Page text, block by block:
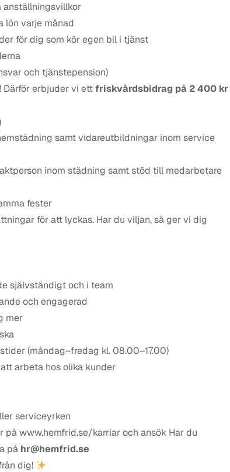
anställningsvillkor
lön varje månad
för dig som kör egen bil i tjänst
och tjänstepension)
Därför erbjuder vi ettfriskvårdsbidrag på 2 400 kr
samt vidareutbildningar inom service
inom städning samt stöd till medarbetare
fester
för att lyckas. Har du viljan, så ger vi dig
självständigt och i team
och engagerad
mer
(måndag–fredag kl. 08.00–17.00)
arbeta hos olika kunder
serviceyrken
på www.hemfrid.se/karriar och ansök Har du
på hr@hemfrid.se
dig!